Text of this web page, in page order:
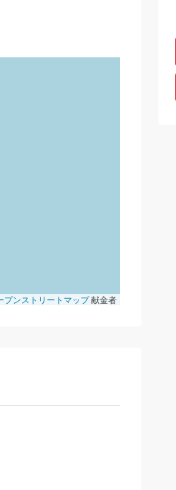
プンストリートマップ献金者